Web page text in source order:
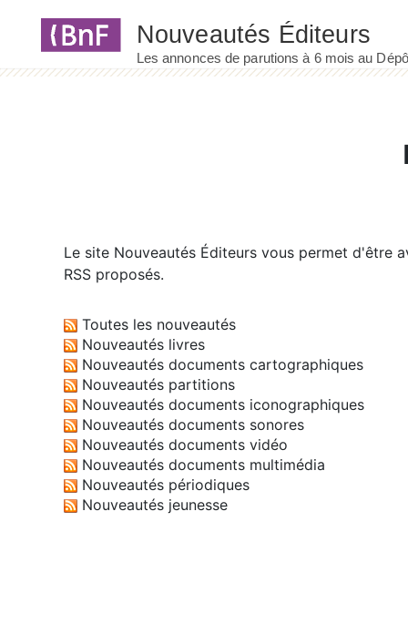
Le site Nouveautés Éditeurs vous permet d'être
RSS proposés.
Toutes les nouveautés
Nouveautés livres
Nouveautés documents cartographiques
Nouveautés partitions
Nouveautés documents iconographiques
Nouveautés documents sonores
Nouveautés documents vidéo
Nouveautés documents multimédia
Nouveautés périodiques
Nouveautés jeunesse